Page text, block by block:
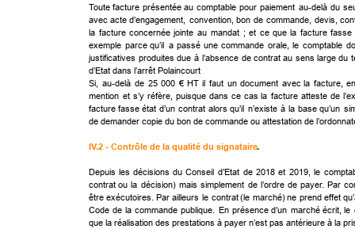
Toute facture présentée au comptable pour paiement au-delà du
avec acte d’engagement, convention, bon de commande, devis,
la facture concernée jointe au mandat ; et ce que la facture fasse
exemple parce qu’il a passé une commande orale, le comptable
justificatives produites due à l’absence de contrat au sens large du
d’Etat dans l’arrêt Polaincourt
Si, au-delà de 25 000 € HT il faut un document avec la facture,
mention et s’y réfère, puisque dans ce cas la facture atteste de
facture fasse état d’un contrat alors qu’il n’existe à la base qu’un
de demander copie du bon de commande ou attestation de
IV.2 - Contrôle de la qualité du signataire.
Depuis les décisions du Conseil d’Etat de 2018 et 2019, le
contrat ou la décision) mais simplement de l’ordre de payer. Par
être exécutoires. Par ailleurs le contrat(le marché)ne prend effet
Code de la commande publique. En présence d’un marché écrit, le
que la réalisation des prestations à payer n’est pas antérieure à la